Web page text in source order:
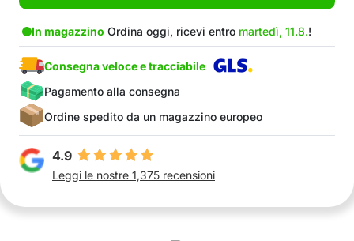
Molto facile da pulire: sciacquare sotto l’acqua
corrente
Puoi anche lavare le tazze in lavastoviglie
Filtro per tenere fuori lo scarto
Contenuto della confezione: 1 spremiagrumi
In magazzino Ordina oggi, ricevi entro martedì, 11.8.!
Consegna veloce e tracciabile
Pagamento alla consegna
Ordine spedito da un magazzino europeo
4.9
Leggi le nostre 1,375 recensioni